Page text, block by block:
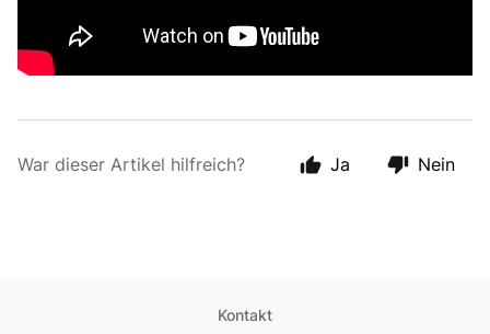
War dieser Artikel hilfreich? Ja Nein
Kontakt